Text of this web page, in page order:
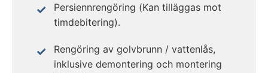
Persiennrengöring (Kan tilläggas mot
timdebitering).
Rengöring av golvbrunn / vattenlås,
inklusive demontering och montering